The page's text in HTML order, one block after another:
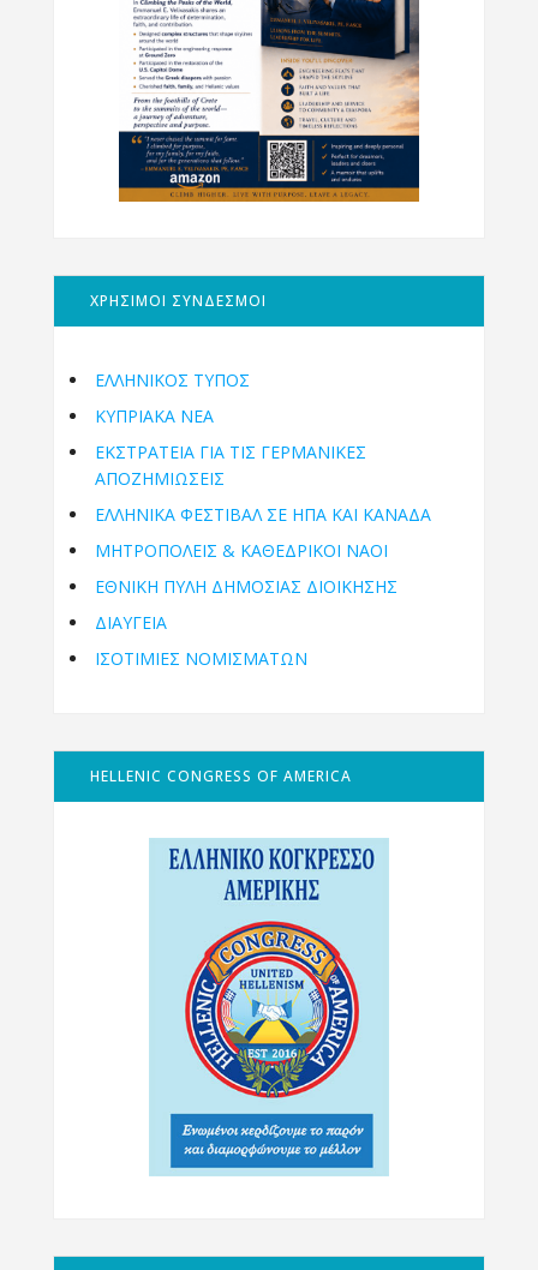
ΧΡΗΣΙΜΟΙ ΣΥΝΔΕΣΜΟΙ
ΕΛΛΗΝΙΚΟΣ ΤΥΠΟΣ
ΚΥΠΡΙΑΚΑ ΝΕΑ
ΕΚΣΤΡΑΤΕΙΑ ΓΙΑ ΤΙΣ ΓΕΡΜΑΝΙΚΕΣ
ΑΠΟΖΗΜΙΩΣΕΙΣ
ΕΛΛΗΝΙΚΆ ΦΕΣΤΙΒΆΛ ΣΕ ΗΠΑ ΚΑΙ ΚΑΝΑΔΑ
ΜΗΤΡΟΠΌΛΕΙΣ & ΚΑΘΕΔΡΙΚΟΊ ΝΑΟΊ
ΕΘΝΙΚΉ ΠΎΛΗ ΔΗΜΌΣΙΑΣ ΔΙΟΊΚΗΣΗΣ
ΔΙΑΥΓΕΙΑ
ΙΣΟΤΙΜΙΕΣ ΝΟΜΙΣΜΑΤΩΝ
HELLENIC CONGRESS OF AMERICA